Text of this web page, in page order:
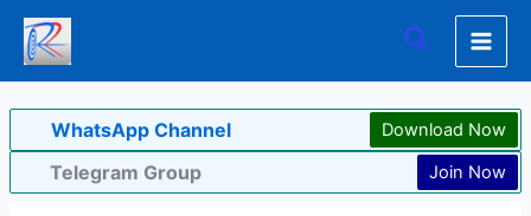
Skip
content
Search
WhatsApp Channel Download Now
Telegram Group Join Now